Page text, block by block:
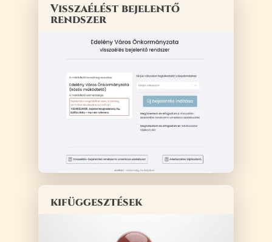
Visszaélést bejelentő
rendszer
kifüggesztések